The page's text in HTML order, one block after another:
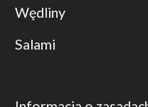
Wędliny
Salami